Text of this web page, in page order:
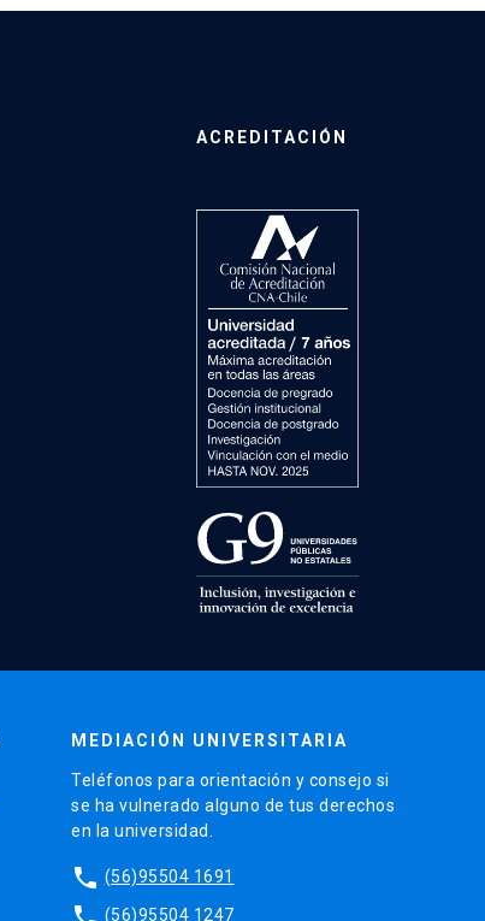
ACREDITACIÓN
MEDIACIÓN UNIVERSITARIA
Teléfonos para orientación y consejo si
se ha vulnerado alguno de tus derechos
en la universidad.
phone (56)95504 1691
(56)95504 1247